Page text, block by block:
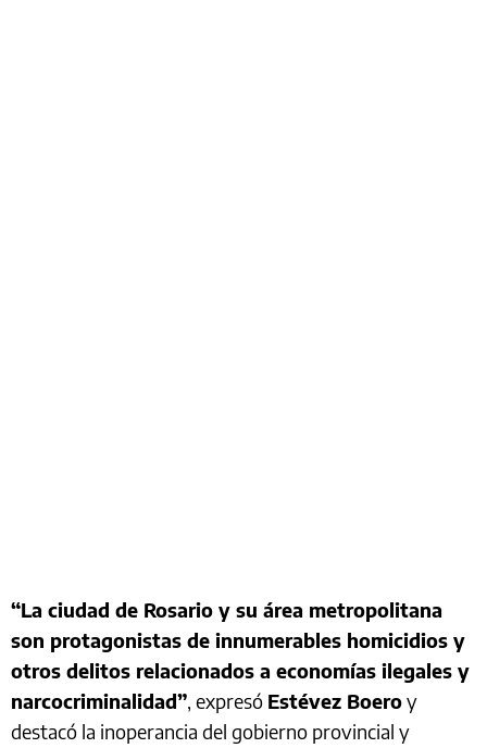
“La ciudad de Rosario y su área metropolitana
son protagonistas de innumerables homicidios y
otros delitos relacionados a economías ilegales y
narcocriminalidad”, expresó Estévez Boeroy
destacó la inoperancia del gobierno provincial y